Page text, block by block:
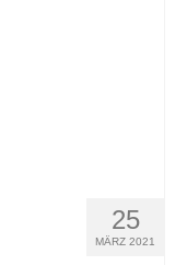
25
MÄRZ 2021